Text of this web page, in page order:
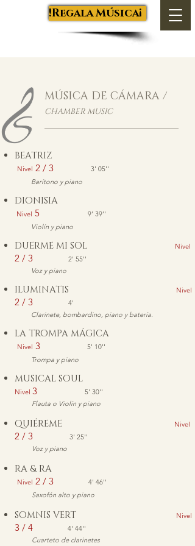
Salva Luján ¡Regala Música!
MÚSICA DE CÁMARA /
CHAMBER MUSIC
BEATRIZ
Nivel 2 / 3
3' 05''
Barítono y piano
DIONISIA
Nivel 5
9' 39''
Violín y piano
DUERME MI SOL Nivel
2 / 3
2' 55''
Voz y piano
ILUMINATIS Nivel
2 / 3
4'
Clarinete, bombardino, piano y batería.
LA TROMPA MÁGICA
Nivel 3
5' 10''
Trompa y piano
MUSICAL SOUL
Nivel 3
5' 30''
Flauta o Violín y piano
QUIÉREME Nivel
2 / 3
3' 25''
Voz y piano
RA & RA
Nivel 2 / 3
4' 46''
Saxofón alto y piano
SOMNIS VERT Nivel
3 / 4 4' 44''
Cuarteto de clarinetes